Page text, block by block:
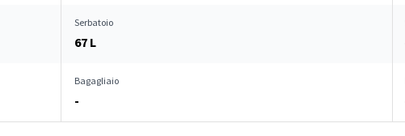
Serbatoio
67 L
Bagagliaio
-